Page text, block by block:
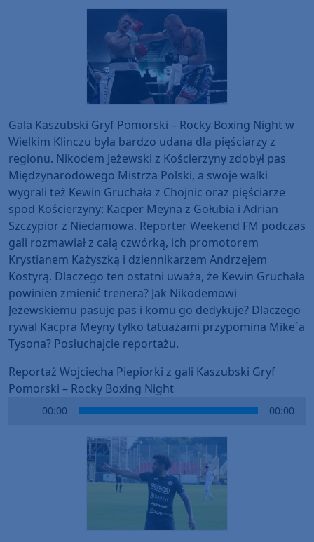
Gala Kaszubski Gryf Pomorski – Rocky Boxing Night w
Wielkim Klinczu była bardzo udana dla pięściarzy z
regionu. Nikodem Jeżewski z Kościerzyny zdobył pas
Międzynarodowego Mistrza Polski, a swoje walki
wygrali też Kewin Gruchała z Chojnic oraz pięściarze
spod Kościerzyny: Kacper Meyna z Gołubia i Adrian
Szczypior z Niedamowa. Reporter Weekend FM podczas
gali rozmawiał z całą czwórką, ich promotorem
Krystianem Każyszką i dziennikarzem Andrzejem
Kostyrą. Dlaczego ten ostatni uważa, że Kewin Gruchała
powinien zmienić trenera? Jak Nikodemowi
Jeżewskiemu pasuje pas i komu go dedykuje? Dlaczego
rywal Kacpra Meyny tylko tatuażami przypomina Mike´a
Tysona? Posłuchajcie reportażu.
Reportaż Wojciecha Piepiorki z gali Kaszubski Gryf
Pomorski – Rocky Boxing Night
00:00 00:00